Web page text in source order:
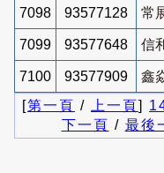
7098 93577128 常
7099 93577648 信
7100 93577909
鑫
[第一頁 / 上一頁]
下一頁 / 最後